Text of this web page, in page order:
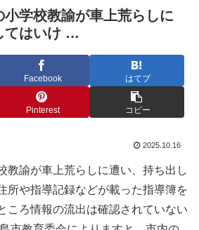
学校教諭が車上荒らしに
てはいけ …
Facebook はてブ
Pinterest コピー
2025.10.16
教諭が車上荒らしに遭い、持ち出し
所や指導記録などが載った指導簿を
ころ情報の流出は確認されていない